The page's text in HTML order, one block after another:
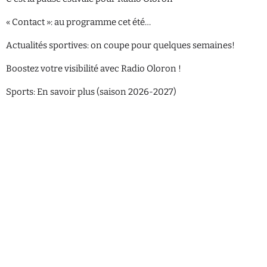
« Contact »: au programme cet été…
Actualités sportives: on coupe pour quelques semaines!
Boostez votre visibilité avec Radio Oloron !
Sports: En savoir plus (saison 2026-2027)